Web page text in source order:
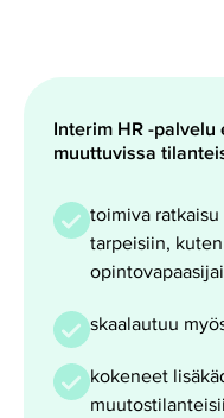
Interim HR -palvelu
muuttuvissa
toimiva
tarpeisiin,
skaalautuu
kokeneet